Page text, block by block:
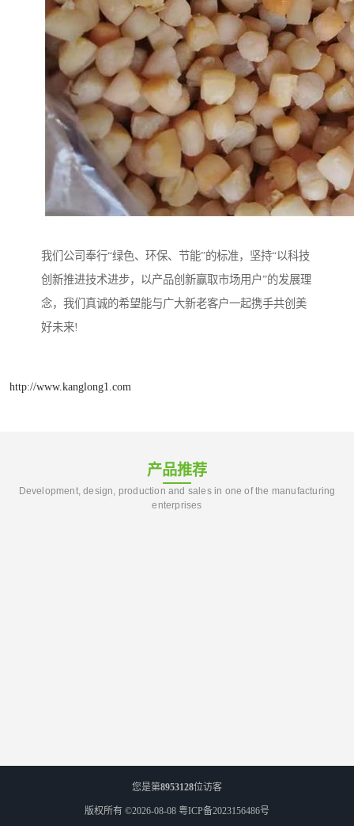
我们公司奉行“绿色、环保、节能”的标准，坚持“以科技
创新推进技术进步，以产品创新赢取市场用户”的发展理
念，我们真诚的希望能与广大新老客户一起携手共创美
好未来!
http://www.kanglong1.com
产品推荐
Development, design, production and sales in one of the manufacturing
enterprises
您是第8953128位访客
版权所有 ©2026-08-08 粤ICP备2023156486号